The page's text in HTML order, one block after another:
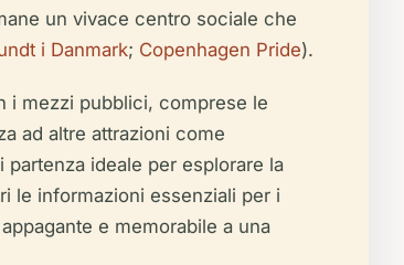
un vivace centro sociale che
i Danmark; Copenhagen Pride).
i mezzi pubblici, comprese le
ad altre attrazioni come
ideale per esplorare la
le informazioni essenziali per i
e memorabile a una